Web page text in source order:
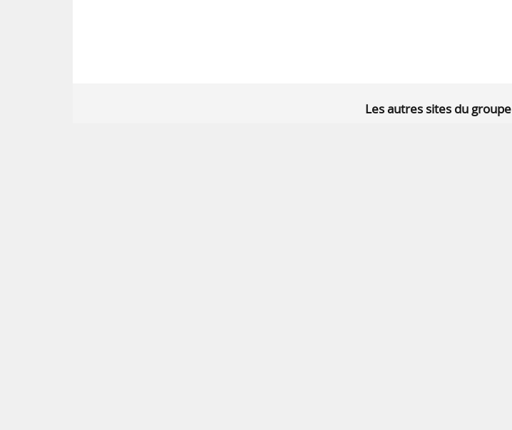
Les autres sites du groupe